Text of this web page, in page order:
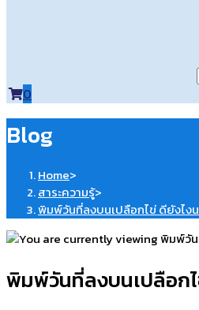
0
Blog
Home>
สาระความรู้>
พิมพ์วันที่ลงบนเปลือกไข่ ดียังไง
พิมพ์วันที่ลงบนเปลือกไ